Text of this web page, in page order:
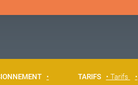
•
TARIFS • Tarifs
•